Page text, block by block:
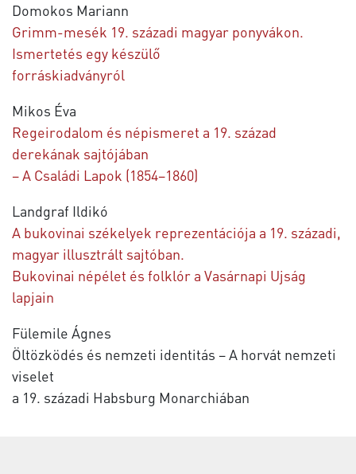
Domokos Mariann
Grimm-mesék 19. századi magyar ponyvákon.
Ismertetés egy készülő
forráskiadványról
Mikos Éva
Regeirodalom és népismeret a 19. század
derekának sajtójában
– A Családi Lapok (1854–1860)
Landgraf Ildikó
A bukovinai székelyek reprezentációja a 19. századi,
magyar illusztrált sajtóban.
Bukovinai népélet és folklór a Vasárnapi Ujság
lapjain
Fülemile Ágnes
Öltözködés és nemzeti identitás – A horvát nemzeti
viselet
a 19. századi Habsburg Monarchiában